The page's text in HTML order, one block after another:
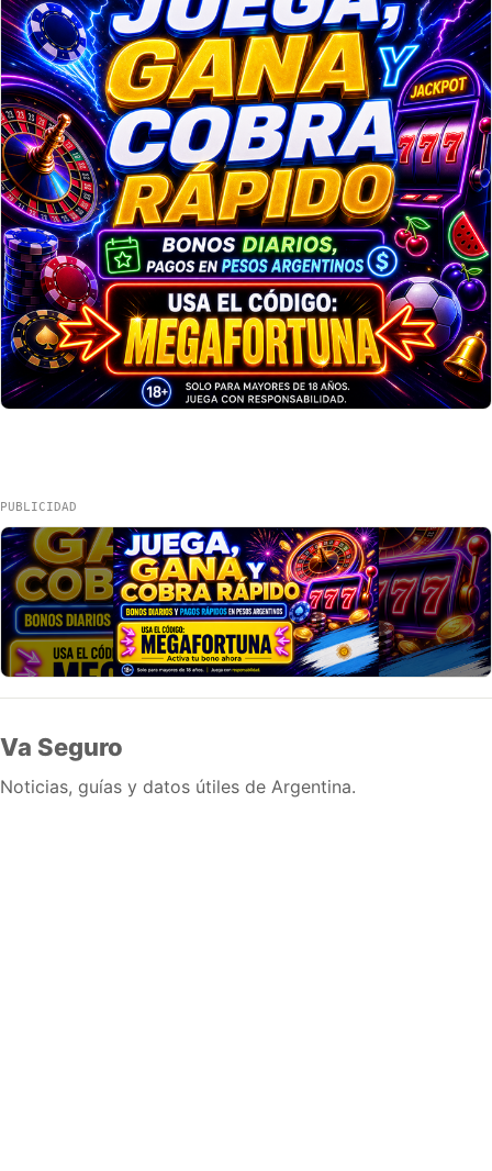
PUBLICIDAD
Va Seguro
Noticias, guías y datos útiles de Argentina.